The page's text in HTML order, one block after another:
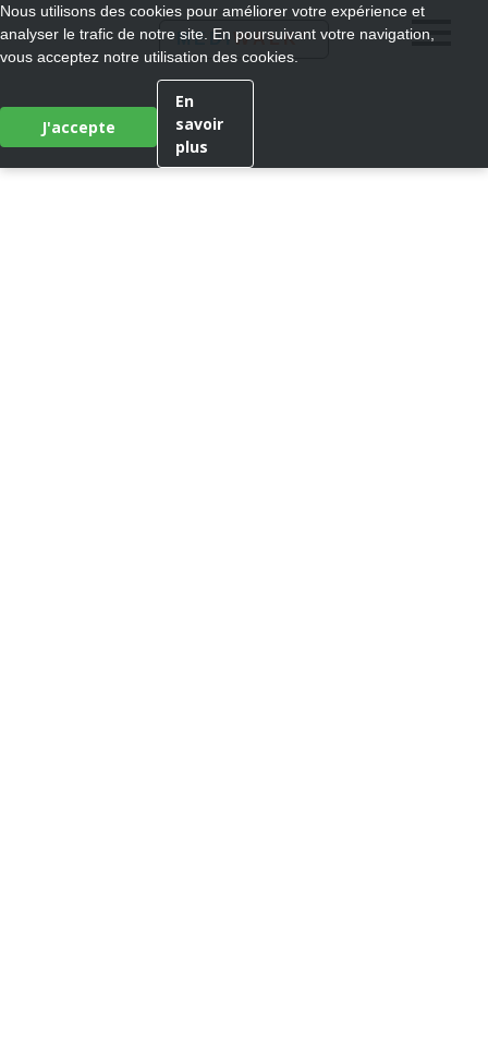
MEDI WALK®
Nous utilisons des cookies pour améliorer votre expérience et
analyser le trafic de notre site. En poursuivant votre navigation,
vous acceptez notre utilisation des cookies.
J'accepte
En
savoir
plus